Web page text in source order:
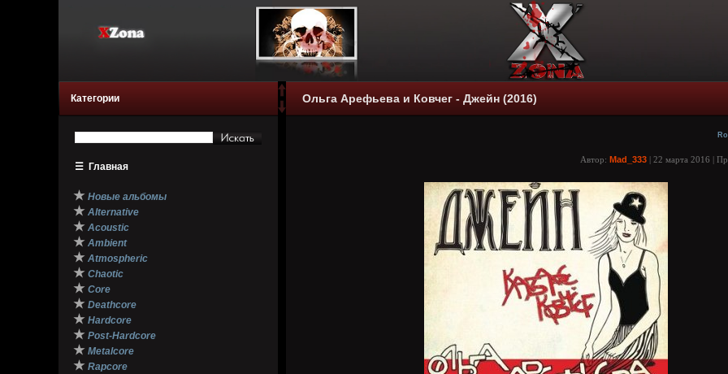
Категории
☰ Главная
★ Новые альбомы
★ Alternative
★ Acoustic
★ Ambient
★ Atmospheric
★ Chaotic
★ Core
★ Deathcore
★ Hardcore
★ Post-Hardcore
★ Metalcore
★ Rapcore
Ольга Арефьева и Ковчег - Джейн (2016)
Автор: Mad_333 | 22 марта 2016 |